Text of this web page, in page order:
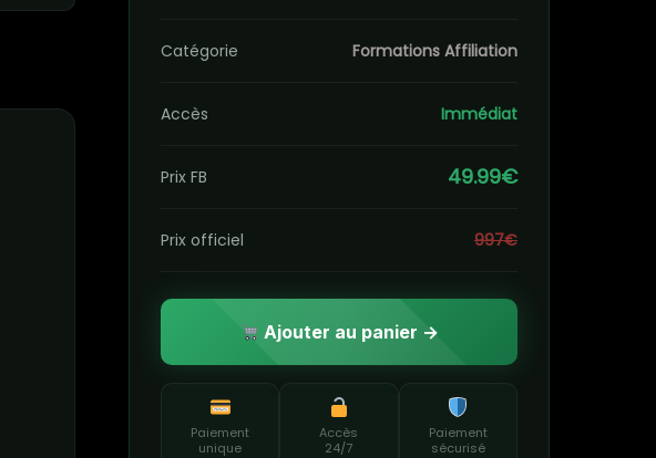
Catégorie Formations Affiliation
Accès Immédiat
Prix FB 49.99€
Prix officiel 997€
Ajouter au panier →
Paiement
unique
Accès
24/7
Paiement
sécurisé